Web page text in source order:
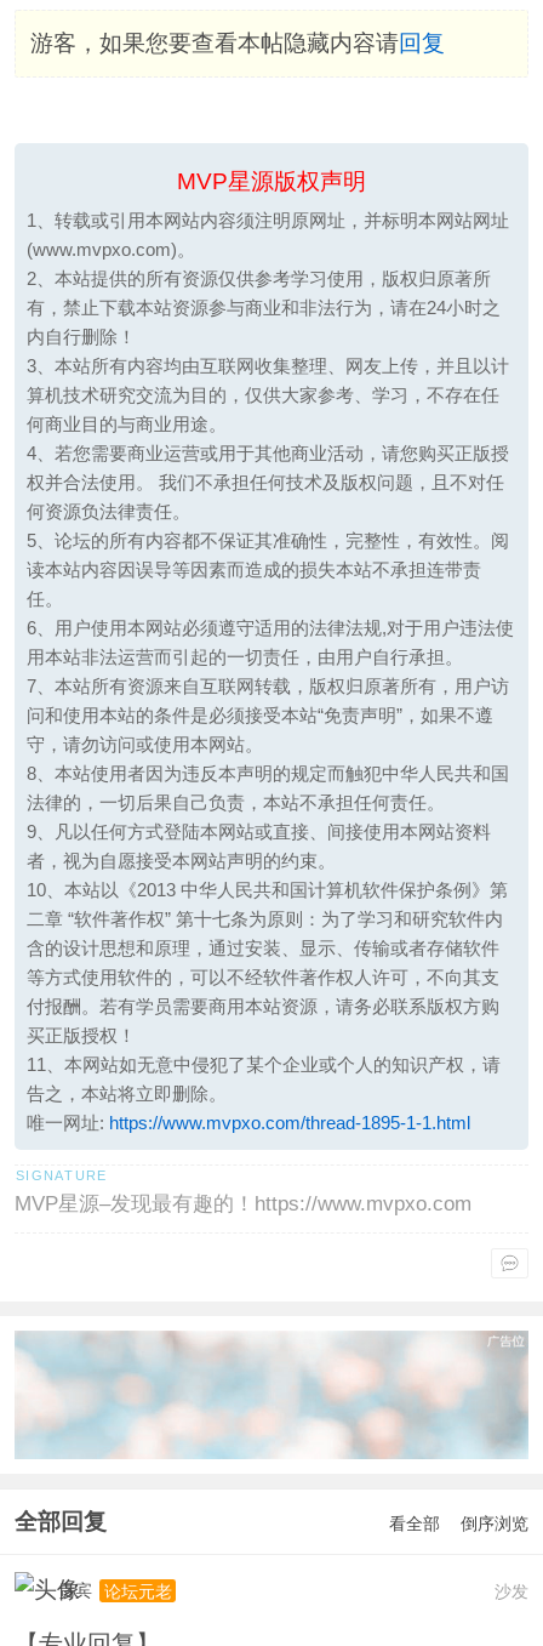
游客，如果您要查看本帖隐藏内容请回复
MVP星源版权声明
1、转载或引用本网站内容须注明原网址，并标明本网站网址
(www.mvpxo.com)。
2、本站提供的所有资源仅供参考学习使用，版权归原著所
有，禁止下载本站资源参与商业和非法行为，请在24小时之
内自行删除！
3、本站所有内容均由互联网收集整理、网友上传，并且以计
算机技术研究交流为目的，仅供大家参考、学习，不存在任
何商业目的与商业用途。
4、若您需要商业运营或用于其他商业活动，请您购买正版授
权并合法使用。 我们不承担任何技术及版权问题，且不对任
何资源负法律责任。
5、论坛的所有内容都不保证其准确性，完整性，有效性。阅
读本站内容因误导等因素而造成的损失本站不承担连带责
任。
6、用户使用本网站必须遵守适用的法律法规,对于用户违法使
用本站非法运营而引起的一切责任，由用户自行承担。
7、本站所有资源来自互联网转载，版权归原著所有，用户访
问和使用本站的条件是必须接受本站“免责声明”，如果不遵
守，请勿访问或使用本网站。
8、本站使用者因为违反本声明的规定而触犯中华人民共和国
法律的，一切后果自己负责，本站不承担任何责任。
9、凡以任何方式登陆本网站或直接、间接使用本网站资料
者，视为自愿接受本网站声明的约束。
10、本站以《2013 中华人民共和国计算机软件保护条例》第
二章 “软件著作权” 第十七条为原则：为了学习和研究软件内
含的设计思想和原理，通过安装、显示、传输或者存储软件
等方式使用软件的，可以不经软件著作权人许可，不向其支
付报酬。若有学员需要商用本站资源，请务必联系版权方购
买正版授权！
11、本网站如无意中侵犯了某个企业或个人的知识产权，请
告之，本站将立即删除。
唯一网址: https://www.mvpxo.com/thread-1895-1-1.html
MVP星源–发现最有趣的！https://www.mvpxo.com
全部回复 看全部 倒序浏览
沙发
贵宾 论坛元老